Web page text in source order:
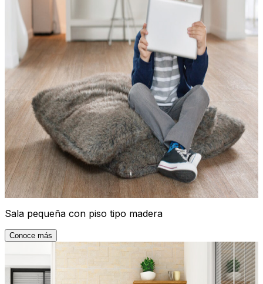
Sala pequeña con piso tipo madera
Conoce más